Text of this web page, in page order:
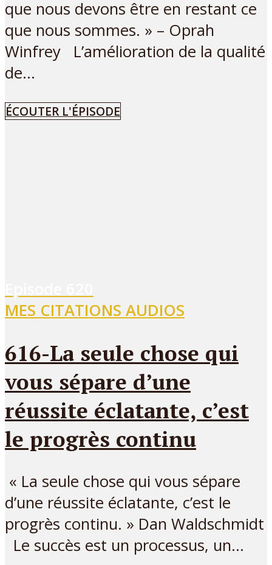
que nous devons être en restant ce
que nous sommes. » – Oprah
Winfrey L’amélioration de la qualité
de...
ÉCOUTER L'ÉPISODE
MES CITATIONS AUDIOS
616-La seule chose qui
vous sépare d’une
réussite éclatante, c’est
le progrès continu
« La seule chose qui vous sépare
d’une réussite éclatante, c’est le
progrès continu. » Dan Waldschmidt
Le succès est un processus, un...